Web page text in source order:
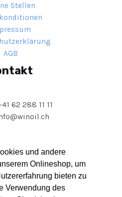
Stellen
AGB
62 288 11 11
– Fr.
12:00
17:00
und andere
Onlineshop, um
bieten zu
Verwendung des